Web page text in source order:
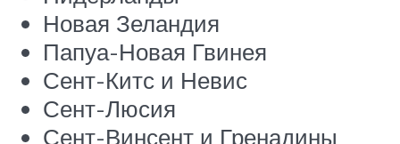
Новая Зеландия
Папуа-Новая Гвинея
Сент-Китс и Невис
Сент-Люсия
Сент-Винсент и Гренадины